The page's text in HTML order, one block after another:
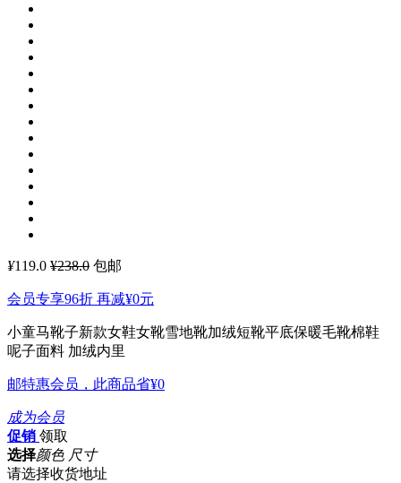
¥119.0 ¥238.0 包邮
会员专享96折 再减¥0元
小童马靴子新款女鞋女靴雪地靴加绒短靴平底保暖毛靴棉鞋
呢子面料 加绒内里
邮特惠会员，此商品省¥0
成为会员
促销 领取
选择颜色 尺寸
请选择收货地址